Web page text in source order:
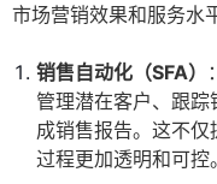
市场营销效果和服务水
销售自动化（SFA）
管理潜在客户、跟
成销售报告。这不
过程更加透明和可控。